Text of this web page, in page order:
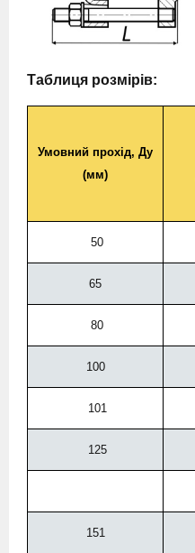
Таблиця розмірів:
Умовний прохід, Ду
(мм)
50
65
80
100
101
125
151